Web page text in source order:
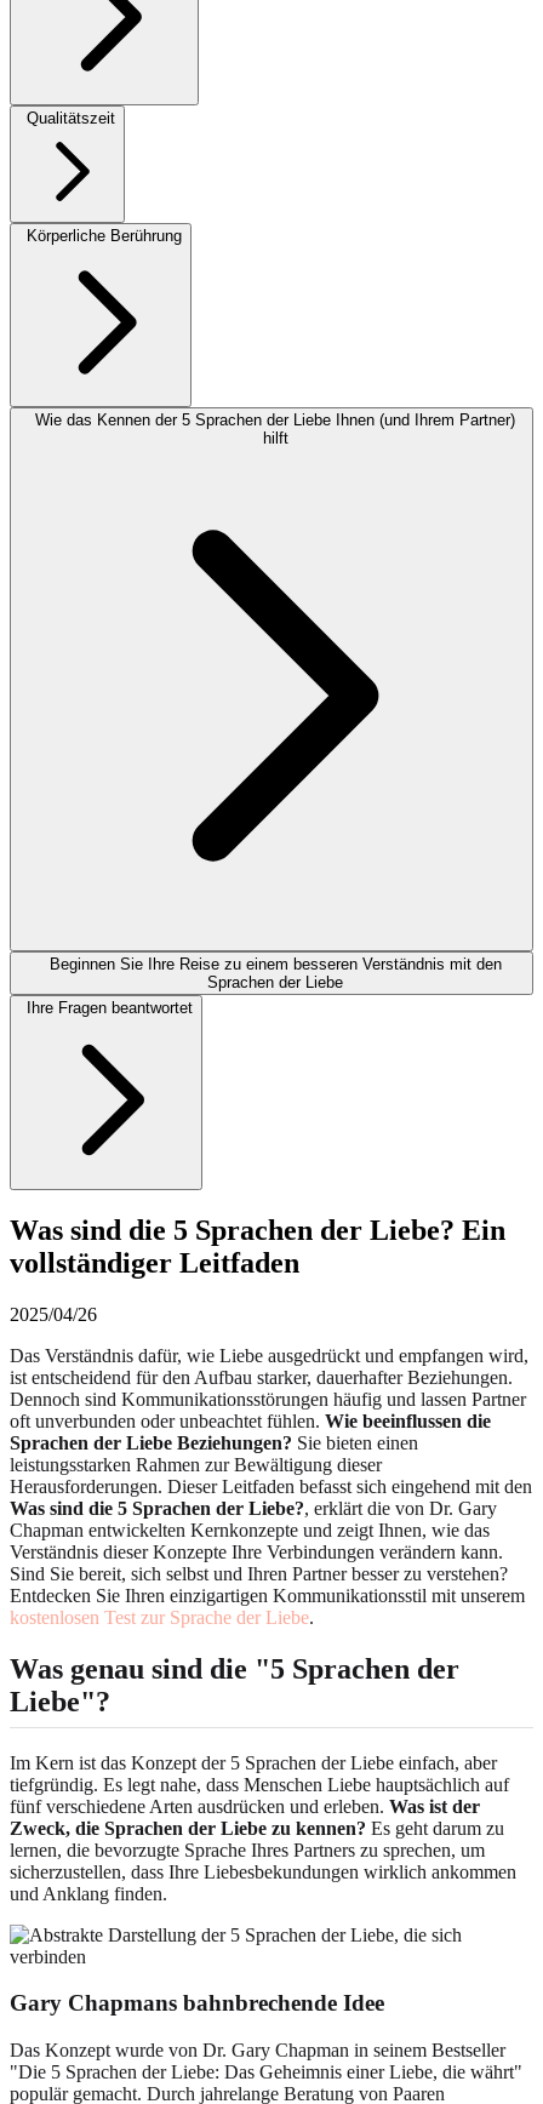
Qualitätszeit
Körperliche Berührung
Wie das Kennen der 5 Sprachen der Liebe Ihnen (und Ihrem Partner)
hilft
Beginnen Sie Ihre Reise zu einem besseren Verständnis mit den
Sprachen der Liebe
Ihre Fragen beantwortet
Was sind die 5 Sprachen der Liebe? Ein
vollständiger Leitfaden
2025/04/26
Das Verständnis dafür, wie Liebe ausgedrückt und empfangen wird,
ist entscheidend für den Aufbau starker, dauerhafter Beziehungen.
Dennoch sind Kommunikationsstörungen häufig und lassen Partner
oft unverbunden oder unbeachtet fühlen. Wie beeinflussen die
Sprachen der Liebe Beziehungen? Sie bieten einen
leistungsstarken Rahmen zur Bewältigung dieser
Herausforderungen. Dieser Leitfaden befasst sich eingehend mit den
Was sind die 5 Sprachen der Liebe?, erklärt die von Dr. Gary
Chapman entwickelten Kernkonzepte und zeigt Ihnen, wie das
Verständnis dieser Konzepte Ihre Verbindungen verändern kann.
Sind Sie bereit, sich selbst und Ihren Partner besser zu verstehen?
Entdecken Sie Ihren einzigartigen Kommunikationsstil mit unserem
kostenlosen Test zur Sprache der Liebe.
Was genau sind die "5 Sprachen der
Liebe"?
Im Kern ist das Konzept der 5 Sprachen der Liebe einfach, aber
tiefgründig. Es legt nahe, dass Menschen Liebe hauptsächlich auf
fünf verschiedene Arten ausdrücken und erleben. Was ist der
Zweck, die Sprachen der Liebe zu kennen? Es geht darum zu
lernen, die bevorzugte Sprache Ihres Partners zu sprechen, um
sicherzustellen, dass Ihre Liebesbekundungen wirklich ankommen
und Anklang finden.
Gary Chapmans bahnbrechende Idee
Das Konzept wurde von Dr. Gary Chapman in seinem Bestseller
"Die 5 Sprachen der Liebe: Das Geheimnis einer Liebe, die währt"
populär gemacht. Durch jahrelange Beratung von Paaren